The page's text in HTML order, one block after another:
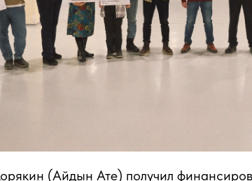
(Айдын Ате) получил